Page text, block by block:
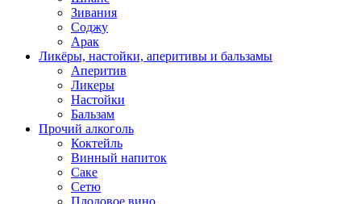
Зивания
Соджу
Арак
Ликёры, настойки, аперитивы и бальзамы
Аперитив
Ликеры
Настойки
Бальзам
Прочий алкоголь
Коктейль
Винный напиток
Саке
Сетю
Плодовое вино